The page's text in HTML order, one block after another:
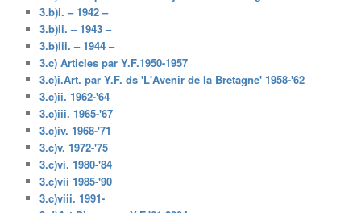
3.b)i. – 1942 –
3.b)ii. – 1943 –
3.b)iii. – 1944 –
3.c) Articles par Y.F.1950-1957
3.c)i.Art. par Y.F. ds 'L'Avenir de la Bretagne' 1958-'62
3.c)ii. 1962-'64
3.c)iii. 1965-'67
3.c)iv. 1968-'71
3.c)v. 1972-'75
3.c)vi. 1980-'84
3.c)vii 1985-'90
3.c)viii. 1991-